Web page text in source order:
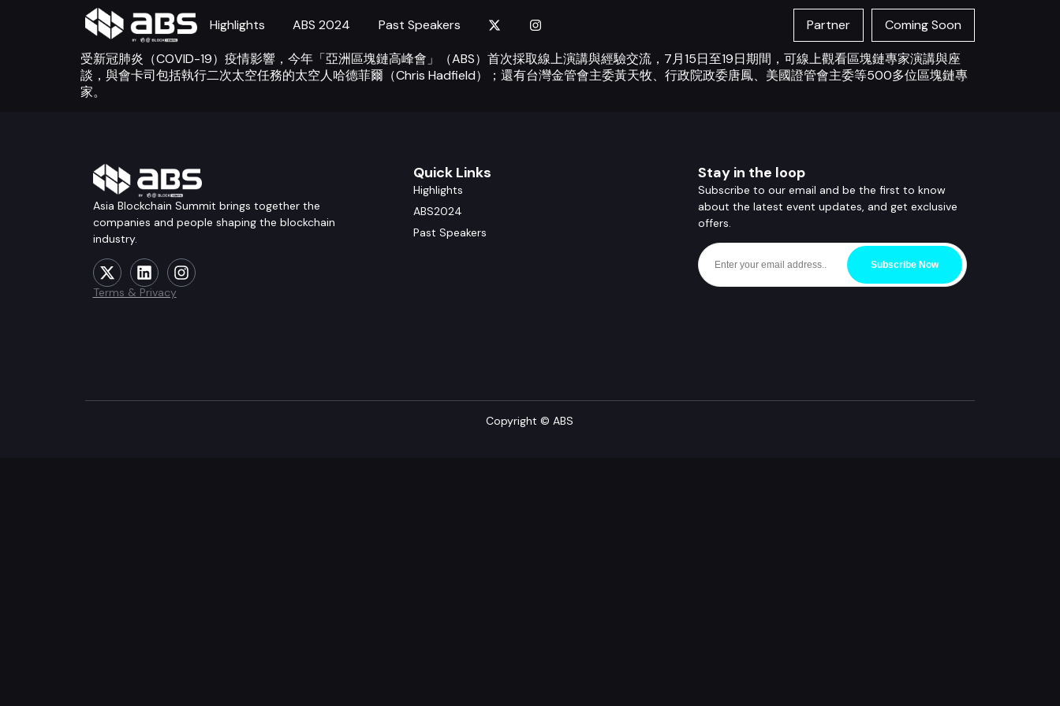
Highlights ABS 2024 Past Speakers Partner Coming Soon
受新冠肺炎（COVID-19）疫情影響，今年「亞洲區塊鏈高峰會」（ABS）首次採取線上演講與經驗交流，7月15日至19日期間，可線上觀看區塊鏈專家演講與座
談，與會卡司包括執行二次太空任務的太空人哈德菲爾（Chris Hadfield）；還有台灣金管會主委黃天牧、行政院政委唐鳳、美國證管會主委等500多位區塊鏈專
家。
Asia Blockchain Summit brings together the
companies and people shaping the blockchain
industry.
Terms & Privacy
Quick Links
Highlights
ABS2024
Past Speakers
Stay in the loop
Subscribe to our email and be the first to know
about the latest event updates, and get exclusive
offers.
Subscribe Now
Copyright © ABS